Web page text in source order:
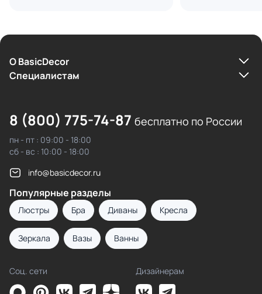
О BasicDecor
Cпециалистам
8 (800) 775-74-87 бесплатно по России
пн - пт : 09:00 - 18:00
сб - вс : 10:00 - 18:00
info@basicdecor.ru
Популярные разделы
Люстры Бра Диваны Кресла
Зеркала Вазы Ванны
Соц. сети Дизайнерам